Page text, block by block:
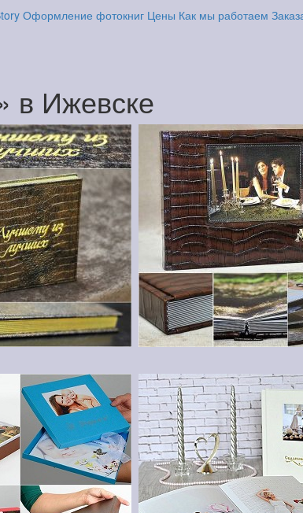
Оформление фотокниг Цены Как мы работаем
в Ижевске